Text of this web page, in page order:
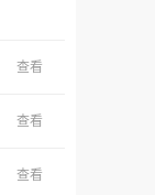
查看
查看
查看